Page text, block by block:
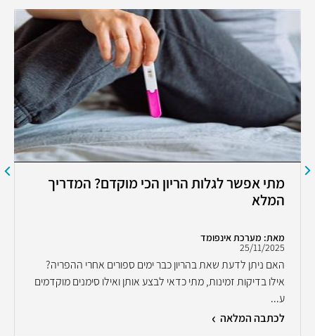
מתי אפשר לגלות הריון הכי מוקדם? המדריך
המלא
מאת: מערכת אינפומד
25/11/2025
האם ניתן לדעת שאת בהריון כבר ימים ספורים אחרי ההפריה?
אילו בדיקות זמינות, מתי כדאי לבצע אותן ואילו סימנים מוקדמים
ע...
לכתבה המלאה